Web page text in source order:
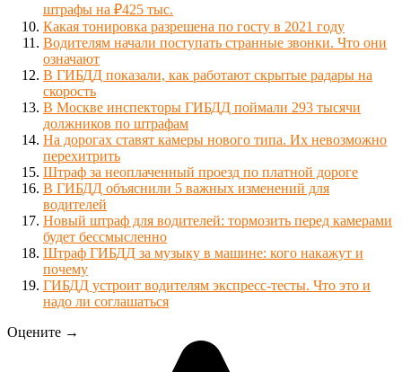
штрафы на ₽425 тыс.
Какая тонировка разрешена по госту в 2021 году
Водителям начали поступать странные звонки. Что они
означают
В ГИБДД показали, как работают скрытые радары на
скорость
В Москве инспекторы ГИБДД поймали 293 тысячи
должников по штрафам
На дорогах ставят камеры нового типа. Их невозможно
перехитрить
Штраф за неоплаченный проезд по платной дороге
В ГИБДД объяснили 5 важных изменений для
водителей
Новый штраф для водителей: тормозить перед камерами
будет бессмысленно
Штраф ГИБДД за музыку в машине: кого накажут и
почему
ГИБДД устроит водителям экспресс-тесты. Что это и
надо ли соглашаться
Оцените →